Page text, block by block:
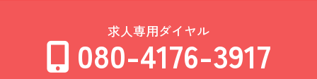
求人専用ダイヤル
080-4176-3917